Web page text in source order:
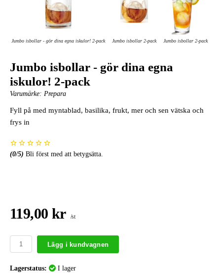
Jumbo isbollar - gör dina egna iskulor! 2-pack Jumbo isbollar 2-pack Jumbo isbollar 2-pack
Jumbo isbollar - gör dina egna
iskulor! 2-pack
Varumärke: Prepara
Fyll på med myntablad, basilika, frukt, mer och sen vätska och
frys in
(0/5) Bli först med att betygsätta.
119,00 kr /st
Lägg i kundvagnen
Lagerstatus: I lager